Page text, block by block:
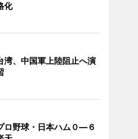
化
湾、中国軍上陸阻止へ演
ロ野球・日本ハム０―６